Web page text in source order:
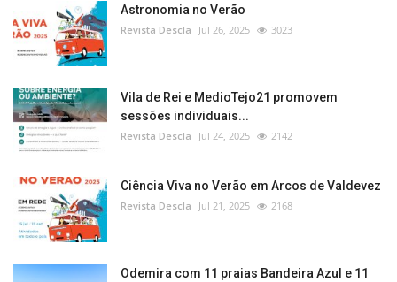
Astronomia no Verão
Revista Descla Jul 26, 2025 3023
Vila de Rei e MedioTejo21 promovem
sessões individuais...
Revista Descla Jul 24, 2025 2142
Ciência Viva no Verão em Arcos de Valdevez
Revista Descla Jul 21, 2025 2168
Odemira com 11 praias Bandeira Azul e 11